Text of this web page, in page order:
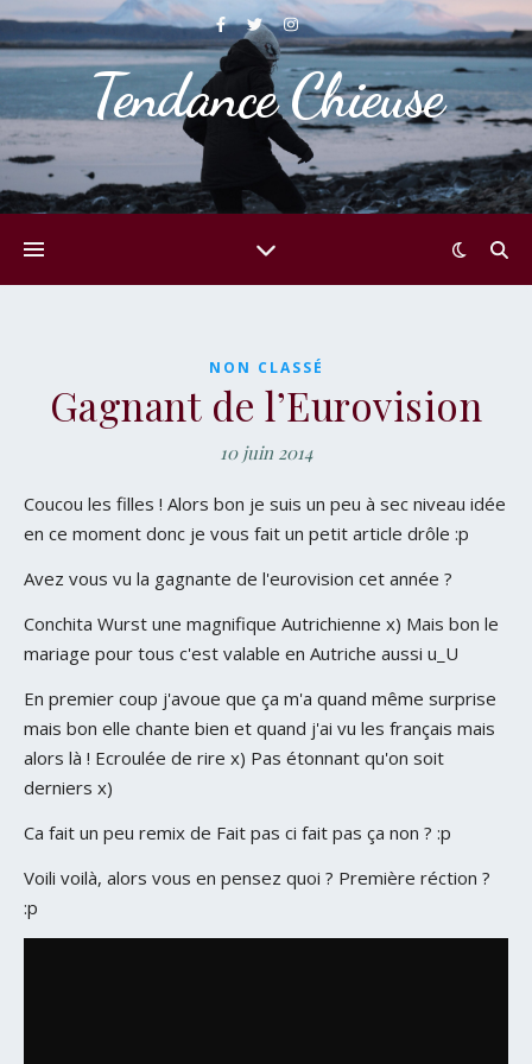
Tendance Chieuse
NON CLASSÉ
Gagnant de l’Eurovision
10 juin 2014
Coucou les filles ! Alors bon je suis un peu à sec niveau idée
en ce moment donc je vous fait un petit article drôle :p
Avez vous vu la gagnante de l'eurovision cet année ?
Conchita Wurst une magnifique Autrichienne x) Mais bon le
mariage pour tous c'est valable en Autriche aussi u_U
En premier coup j'avoue que ça m'a quand même surprise
mais bon elle chante bien et quand j'ai vu les français mais
alors là ! Ecroulée de rire x) Pas étonnant qu'on soit
derniers x)
Ca fait un peu remix de Fait pas ci fait pas ça non ? :p
Voili voilà, alors vous en pensez quoi ? Première réction ?
:p